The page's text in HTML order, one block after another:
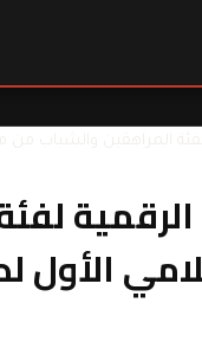
الرقمية
الأول